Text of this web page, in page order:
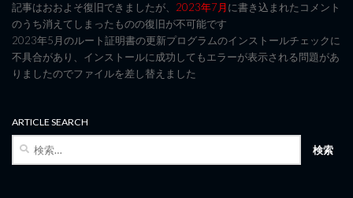
記事はおおよそ復旧できましたが、 2023年7月に書き込まれたコメント
のうち消えてしまったものの復旧が不可能です
2023年5月のルート証明書の更新プログラムのインストールチェックに
不具合があり、インストールに成功してもエラーが表示される問題があ
りましたのでファイルを差し替えました
ARTICLE SEARCH
検